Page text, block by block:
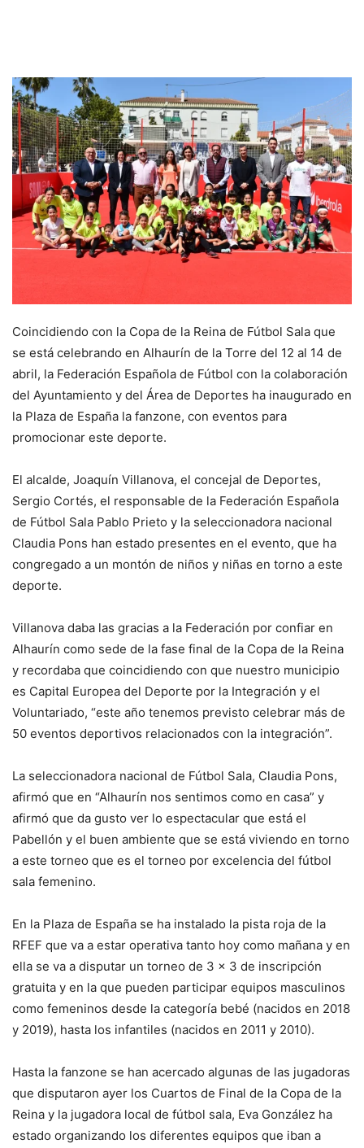
Coincidiendo con la Copa de la Reina de Fútbol Sala que
se está celebrando en Alhaurín de la Torre del 12 al 14 de
abril, la Federación Española de Fútbol con la colaboración
del Ayuntamiento y del Área de Deportes ha inaugurado en
la Plaza de España la fanzone, con eventos para
promocionar este deporte.
El alcalde, Joaquín Villanova, el concejal de Deportes,
Sergio Cortés, el responsable de la Federación Española
de Fútbol Sala Pablo Prieto y la seleccionadora nacional
Claudia Pons han estado presentes en el evento, que ha
congregado a un montón de niños y niñas en torno a este
deporte.
Villanova daba las gracias a la Federación por confiar en
Alhaurín como sede de la fase final de la Copa de la Reina
y recordaba que coincidiendo con que nuestro municipio
es Capital Europea del Deporte por la Integración y el
Voluntariado, “este año tenemos previsto celebrar más de
50 eventos deportivos relacionados con la integración”.
La seleccionadora nacional de Fútbol Sala, Claudia Pons,
afirmó que en “Alhaurín nos sentimos como en casa” y
afirmó que da gusto ver lo espectacular que está el
Pabellón y el buen ambiente que se está viviendo en torno
a este torneo que es el torneo por excelencia del fútbol
sala femenino.
En la Plaza de España se ha instalado la pista roja de la
RFEF que va a estar operativa tanto hoy como mañana y en
ella se va a disputar un torneo de 3 x 3 de inscripción
gratuita y en la que pueden participar equipos masculinos
como femeninos desde la categoría bebé (nacidos en 2018
y 2019), hasta los infantiles (nacidos en 2011 y 2010).
Hasta la fanzone se han acercado algunas de las jugadoras
que disputaron ayer los Cuartos de Final de la Copa de la
Reina y la jugadora local de fútbol sala, Eva González ha
estado organizando los diferentes equipos que iban a